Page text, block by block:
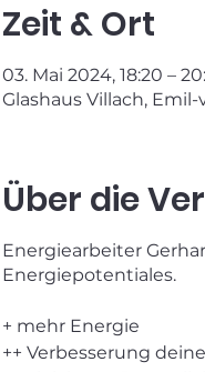
Zeit & Ort
03. Mai 2024, 18:20 –
Glashaus Villach,
Über die
Energiearbeiter
Energiepotentiales.
+ mehr Energie
++ Verbesserung